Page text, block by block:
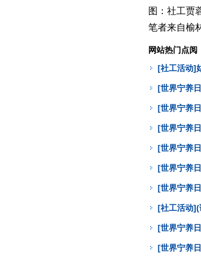
图：社工贾
笔者来自榆
网站热门点阅
[社工活动]
[世界宁养
[世界宁养
[世界宁养
[世界宁养
[世界宁养
[世界宁养
[社工活动
[世界宁养
[世界宁养